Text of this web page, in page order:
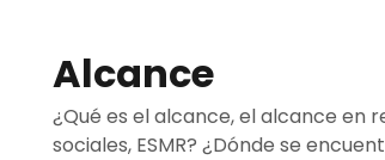
Alcance
¿Qué es el alcance, el alcance en
sociales, ESMR? ¿Dónde se